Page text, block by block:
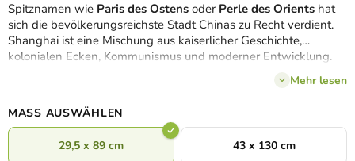
Spitznamen wie Paris des Ostens oder Perle des Orients hat
sich die bevölkerungsreichste Stadt Chinas zu Recht verdient.
Shanghai ist eine Mischung aus kaiserlicher Geschichte,
kolonialen Ecken, Kommunismus und moderner Entwicklung.
Als eine der wenigen Städte im Zentrum des Landes bietet sie
Blick auf die Skyline der Wolkenkratzer,
der auch von unserem Holzbild von Shanghai eingefangen
wird. Dank seinerPanoramabreite
perfekt, um den freien Platz über der Couch, dem Fernseher,
dem Bett, im Büro oder im Flur zu füllen.
Mehr lesen
MASS AUSWÄHLEN
29,5 x 89 cm 43 x 130 cm